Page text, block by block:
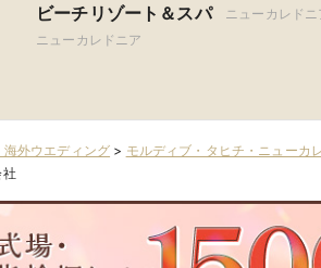
ビーチリゾート＆スパ
ニューカレドニア
ニューカレドニ
海外ウエディング > モルディブ・タヒチ・ニューカ